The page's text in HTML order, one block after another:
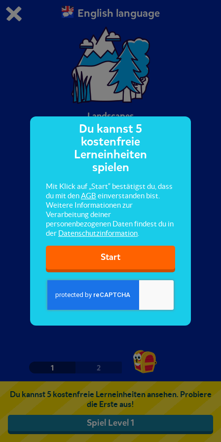
Du spielst die kostenfreie Testversion von scoyo.
Jetzt bestellen
0
English language
Landscapes
In this quiz, you learn new vocabulary about
landscapes.
1 2
Du kannst 5 kostenfreie Lerneinheiten ansehen. Probiere
die Erste aus!
Spiel Level 1
Du kannst 5
kostenfreie
Lerneinheiten
spielen
Mit Klick auf „Start“ bestätigst du, dass
du mit denAGB einverstanden bist.
Weitere Informationen zur
Verarbeitung deiner
personenbezogenen Daten findest du in
der Datenschutzinformation
Start